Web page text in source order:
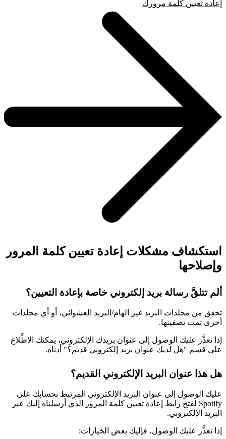
إعادة تعيين كلمة مرورك
استكشاف مشكلات إعادة تعيين كلمة المرور
وإصلاحها
ألم تتلقَّ رسالة بريد إلكتروني خاصة بإعادة التعيين؟
تحقق من مجلدات البريد غير الهام/البريد العشوائي، أو أي مجلدات
أخرى تمت تصفيتها.
إذا تعذَّر عليك الوصول إلى عنوان بريدك الإلكتروني، يمكنك الاطِّلاع
على قسم "هل لديك عنوان بريد إلكتروني قديم؟" أدناه.
هل هذا عنوان البريد الإلكتروني القديم؟
عليك الوصول إلى عنوان البريد الإلكتروني المرتبط بحسابك على
Spotify لفتح رابط إعادة تعيين كلمة المرور الذي أرسلناه إليك عبر
البريد الإلكتروني.
إذا تعذَّر عليك الوصول، فإليك بعض الخيارات: